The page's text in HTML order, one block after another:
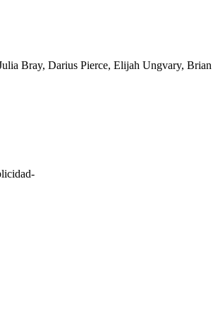
Bray, Darius Pierce, Elijah Ungvary,